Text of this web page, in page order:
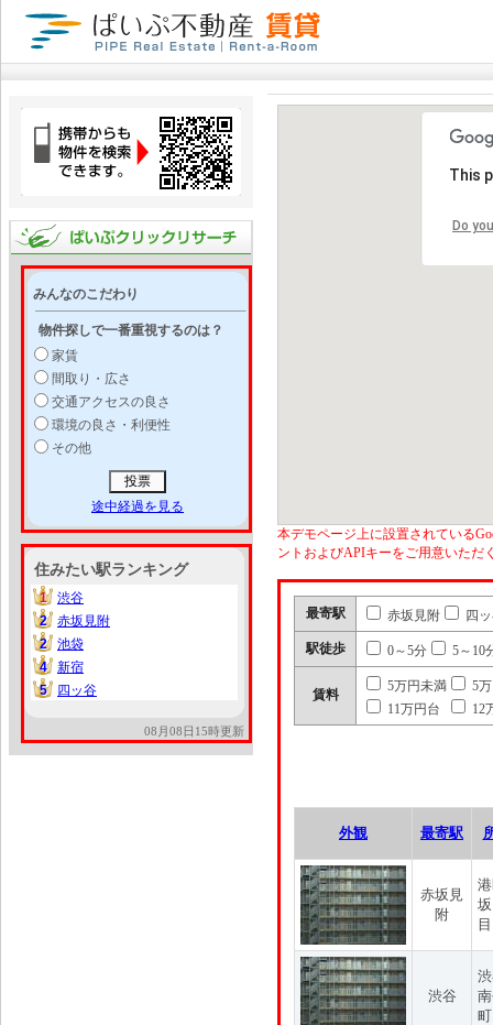
みんなのこだわり
物件探しで一番重視するのは？
家賃
間取り・広さ
交通アクセスの良さ
環境の良さ・利便性
その他
途中経過を見る
住みたい駅ランキング
1
1
渋谷
2
2
赤坂見附
2
2
池袋
4
4
新宿
5
5 四ッ谷
08月08日15時更新
This
Do
本デモページ上に設置されている
ントおよびAPIキーをご用意いただ
最寄駅 赤坂見附 四
駅徒歩 0～5分 5～10
賃料
5万円未満
5
11万円台
12
外観 最寄駅
赤坂見
附
目
渋谷